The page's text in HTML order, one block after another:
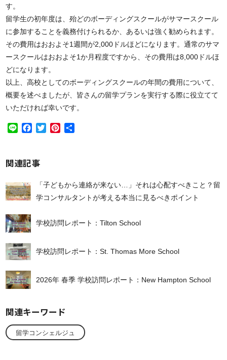
す。
留学生の初年度は、殆どのボーディングスクールがサマースクール
に参加することを義務付けられるか、あるいは強く勧められます。
その費用はおおよそ1週間が2,000ドルほどになります。通常のサマ
ースクールはおおよそ1か月程度ですから、その費用は8,000ドルほ
どになります。
以上、高校としてのボーディングスクールの年間の費用について、
概要を述べましたが、皆さんの留学プランを実行する際に役立てて
いただければ幸いです。
Line Facebook
TwitterPinterest
関連記事
「子どもから連絡が来ない…」それは心配すべきこと？留
学コンサルタントが考える本当に見るべきポイント
学校訪問レポート：Tilton School
学校訪問レポート：St. Thomas More School
2026年 春季 学校訪問レポート：New Hampton School
関連キーワード
留学コンシェルジュ